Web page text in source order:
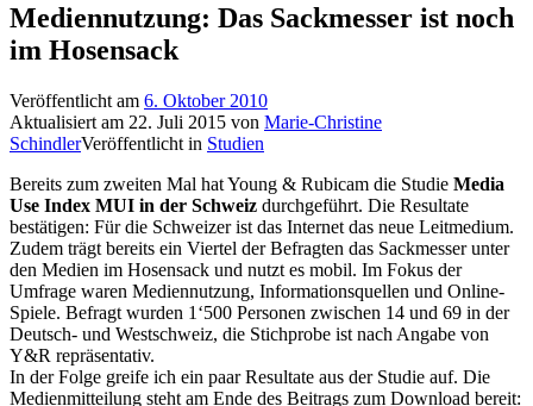
Mediennutzung: Das Sackmesser ist noch
im Hosensack
Veröffentlicht am 6. Oktober 2010
Aktualisiert am 22. Juli 2015 von Marie-Christine
SchindlerVeröffentlicht in Studien
Bereits zum zweiten Mal hat Young & Rubicam die Studie Media
Use Index MUI in der Schweiz durchgeführt. Die Resultate
bestätigen: Für die Schweizer ist das Internet das neue Leitmedium.
Zudem trägt bereits ein Viertel der Befragten das Sackmesser unter
den Medien im Hosensack und nutzt es mobil. Im Fokus der
Umfrage waren Mediennutzung, Informationsquellen und Online-
Spiele. Befragt wurden 1‘500 Personen zwischen 14 und 69 in der
Deutsch- und Westschweiz, die Stichprobe ist nach Angabe von
Y&R repräsentativ.
In der Folge greife ich ein paar Resultate aus der Studie auf. Die
Medienmitteilung steht am Ende des Beitrags zum Download bereit: